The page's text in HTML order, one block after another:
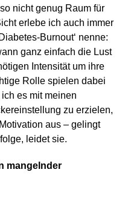
nicht genug Raum für
erlebe ich auch immer
Burnout‘ nenne:
ganz einfach die Lust
Intensität um ihre
Rolle spielen dabei
es mit meinen
zu erzielen,
aus – gelingt
leidet sie.
mangelnder